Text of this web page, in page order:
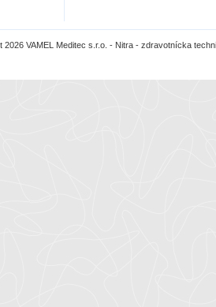
2026 VAMEL Meditec s.r.o. - Nitra - zdravotnícka